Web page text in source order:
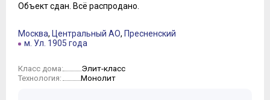
4
6
7
Объект сдан. Всё распродано.
Москва, Центральный АО, Пресненский
м. Ул. 1905 года
Класс дома: Элит-класс
Технология: Монолит